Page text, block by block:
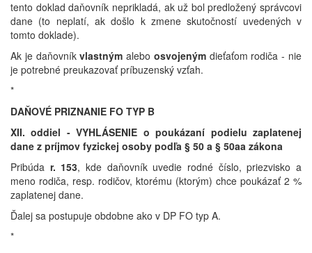
tento doklad daňovník neprikladá, ak už bol predložený správcovi
dane (to neplatí, ak došlo k zmene skutočností uvedených v
tomto doklade).
Ak je daňovník vlastným alebo osvojeným dieťaťom rodiča - nie
je potrebné preukazovať príbuzenský vzťah.
*
DAŇOVÉ PRIZNANIE FO TYP B
XII. oddiel - VYHLÁSENIE o poukázaní podielu zaplatenej
dane z príjmov fyzickej osoby podľa § 50 a § 50aa zákona
Pribúda r. 153, kde daňovník uvedie rodné číslo, priezvisko a
meno rodiča, resp. rodičov, ktorému (ktorým) chce poukázať 2 %
zaplatenej dane.
Ďalej sa postupuje obdobne ako v DP FO typ A.
*